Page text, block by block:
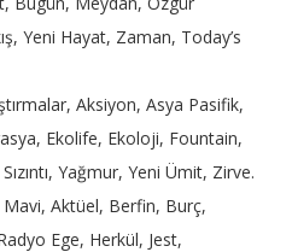
Yeni Hayat, Zaman, Today’s
Aksiyon, Asya Pasifik,
Ekolife, Ekoloji, Fountain,
Yağmur, Yeni Ümit, Zirve.
Mavi, Aktüel, Berfin, Burç,
Ege, Herkül, Jest,